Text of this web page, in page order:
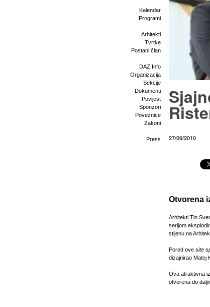
Kalendar
Programi
Arhitekti
Tvrtke
Postani član
DAZ Info
Organizacija
Sekcije
Dokumenti
Povijest
Sponzori
Poveznice
Zakoni
Press 27/09/2010
Otvorena
Arhitekti Tin
serijom
stijenu na
Pored ove site
dizajnirao Matej
Ova atraktivna
otvorena do